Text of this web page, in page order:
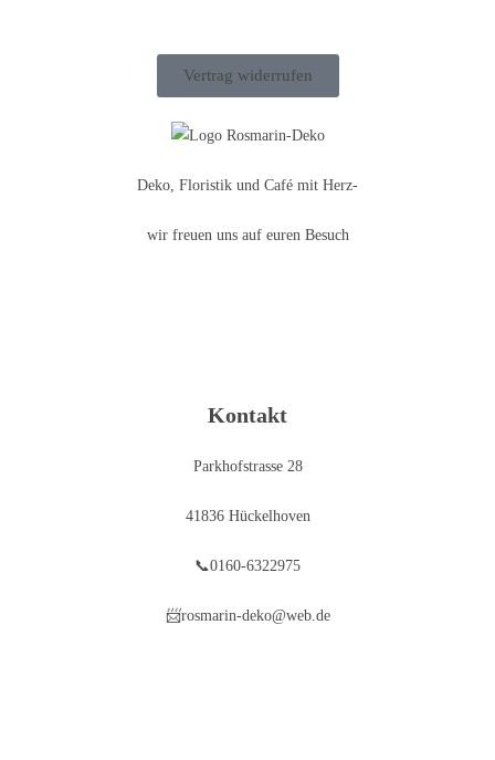
Vertrag widerrufen
Deko, Floristik und Café mit Herz-
wir freuen uns auf euren Besuch
Kontakt
Parkhofstrasse 28
41836 Hückelhoven
📞0160-6322975
📨rosmarin-deko@web.de